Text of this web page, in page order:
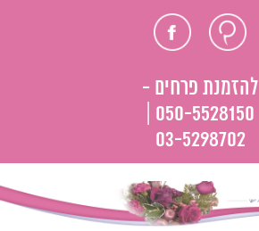
חוות פייסבוק
להזמנת פרחים -
050-5528150 |
03-5298702